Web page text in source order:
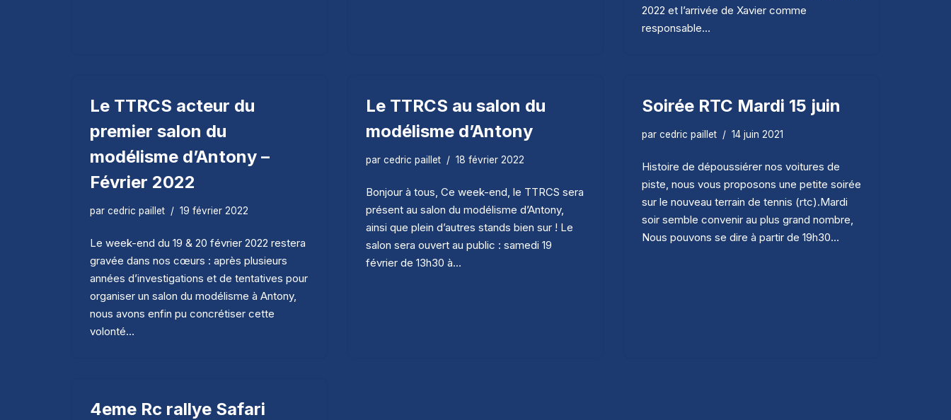
2022 et l’arrivée de Xavier comme
responsable…
Le TTRCS acteur du
premier salon du
modélisme d’Antony –
Février 2022
par cedric paillet 19 février 2022
Le week-end du 19 & 20 février 2022 restera
gravée dans nos cœurs : après plusieurs
années d’investigations et de tentatives pour
organiser un salon du modélisme à Antony,
nous avons enfin pu concrétiser cette
volonté…
Le TTRCS au salon du
modélisme d’Antony
par cedric paillet 18 février 2022
Bonjour à tous, Ce week-end, le TTRCS sera
présent au salon du modélisme d’Antony,
ainsi que plein d’autres stands bien sur ! Le
salon sera ouvert au public : samedi 19
février de 13h30 à…
Soirée RTC Mardi 15 juin
par cedric paillet 14 juin 2021
Histoire de dépoussiérer nos voitures de
piste, nous vous proposons une petite soirée
sur le nouveau terrain de tennis (rtc).Mardi
soir semble convenir au plus grand nombre,
Nous pouvons se dire à partir de 19h30…
4eme Rc rallye Safari